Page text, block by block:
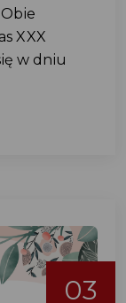
XXX
w dniu
03